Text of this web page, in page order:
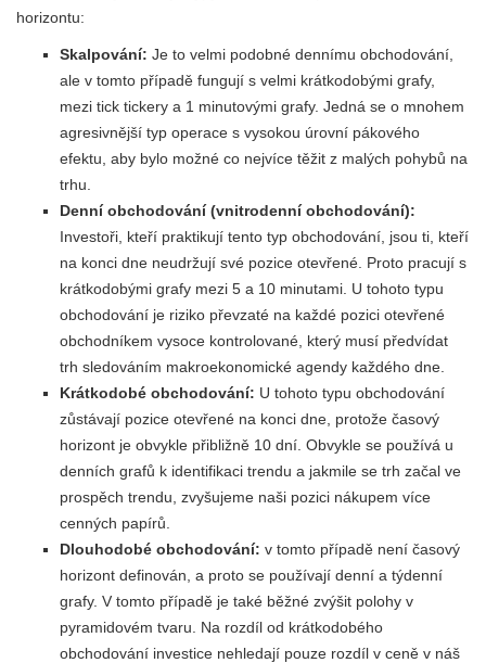
horizontu:
Skalpování: Je to velmi podobné dennímu obchodování,
ale v tomto případě fungují s velmi krátkodobými grafy,
mezi tick tickery a 1 minutovými grafy. Jedná se o mnohem
agresivnější typ operace s vysokou úrovní pákového
efektu, aby bylo možné co nejvíce těžit z malých pohybů na
trhu.
Denní obchodování (vnitrodenní obchodování):
Investoři, kteří praktikují tento typ obchodování, jsou ti, kteří
na konci dne neudržují své pozice otevřené. Proto pracují s
krátkodobými grafy mezi 5 a 10 minutami. U tohoto typu
obchodování je riziko převzaté na každé pozici otevřené
obchodníkem vysoce kontrolované, který musí předvídat
trh sledováním makroekonomické agendy každého dne.
Krátkodobé obchodování: U tohoto typu obchodování
zůstávají pozice otevřené na konci dne, protože časový
horizont je obvykle přibližně 10 dní. Obvykle se používá u
denních grafů k identifikaci trendu a jakmile se trh začal ve
prospěch trendu, zvyšujeme naši pozici nákupem více
cenných papírů.
Dlouhodobé obchodování: v tomto případě není časový
horizont definován, a proto se používají denní a týdenní
grafy. V tomto případě je také běžné zvýšit polohy v
pyramidovém tvaru. Na rozdíl od krátkodobého
obchodování investice nehledají pouze rozdíl v ceně v náš